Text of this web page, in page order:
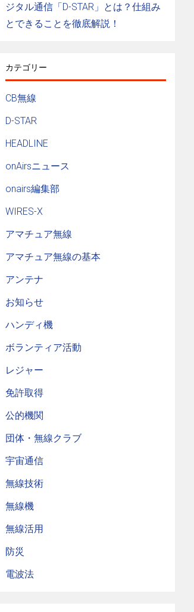
ジタル通信「D-STAR」とは？仕組み
とできることを徹底解説！
カテゴリー
CB無線
D-STAR
HEADLINE
onAirsニュース
onairs編集部
WIRES-X
アマチュア無線
アマチュア無線の基本
アンテナ
お知らせ
ハンディ機
ボランティア活動
レジャー
免許取得
公的機関
団体・無線クラブ
宇宙通信
無線技術
無線機
無線活用
防災
電波法